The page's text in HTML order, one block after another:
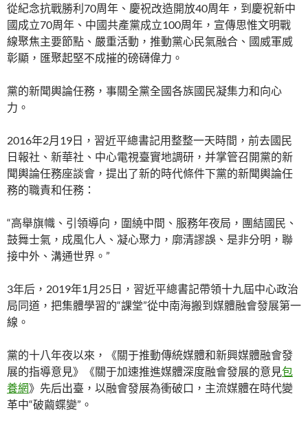
從紀念抗戰勝利70周年、慶祝改造開放40周年，到慶祝新中
國成立70周年、中國共產黨成立100周年，宣傳思惟文明戰
線聚焦主要節點、嚴重活動，推動黨心民氣融合、國威軍威
彰顯，匯聚起堅不成摧的磅礴偉力。
黨的新聞輿論任務，事關全黨全國各族國民凝集力和向心
力。
2016年2月19日，習近平總書記用整整一天時間，前去國民
日報社、新華社、中心電視臺實地調研，并掌管召開黨的新
聞輿論任務座談會，提出了新的時代條件下黨的新聞輿論任
務的職責和任務：
“高舉旗幟、引領導向，圍繞中間、服務年夜局，團結國民、
鼓舞士氣，成風化人、凝心聚力，廓清謬誤、是非分明，聯
接中外、溝通世界。”
3年后，2019年1月25日，習近平總書記帶領十九屆中心政治
局同道，把集體學習的“課堂”從中南海搬到媒體融會發展第一
線。
黨的十八年夜以來，《關于推動傳統媒體和新興媒體融會發
展的指導意見》《關于加速推進媒體深度融會發展的意見包
養網》先后出臺，以融會發展為衝破口，主流媒體在時代變
革中“破繭蝶變”。